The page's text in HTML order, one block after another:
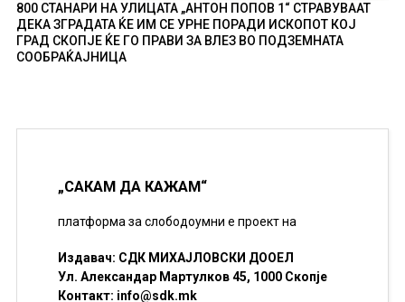
800 СТАНАРИ НА УЛИЦАТА „АНТОН ПОПОВ 1“ СТРАВУВААТ
ДЕКА ЗГРАДАТА ЌЕ ИМ СЕ УРНЕ ПОРАДИ ИСКОПОТ КОЈ
ГРАД СКОПЈЕ ЌЕ ГО ПРАВИ ЗА ВЛЕЗ ВО ПОДЗЕМНАТА
СООБРАЌАЈНИЦА
„САКАМ ДА КАЖАМ“
платформа за слободоумни е проект на
Издавач: СДК МИХАЈЛОВСКИ ДООЕЛ
Ул. Александар Мартулков 45, 1000 Скопје
Контакт: info@sdk.mk